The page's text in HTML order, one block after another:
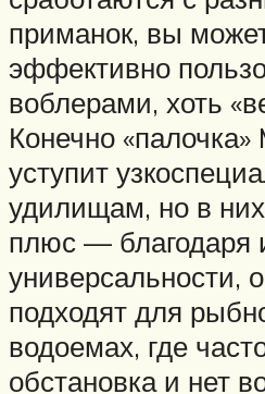
приманок, вы
эффективно
воблерами, хоть
Конечно
уступит
удилищам, но в
плюс — благодаря
универсальности,
подходят для
водоемах, где
обстановка и нет